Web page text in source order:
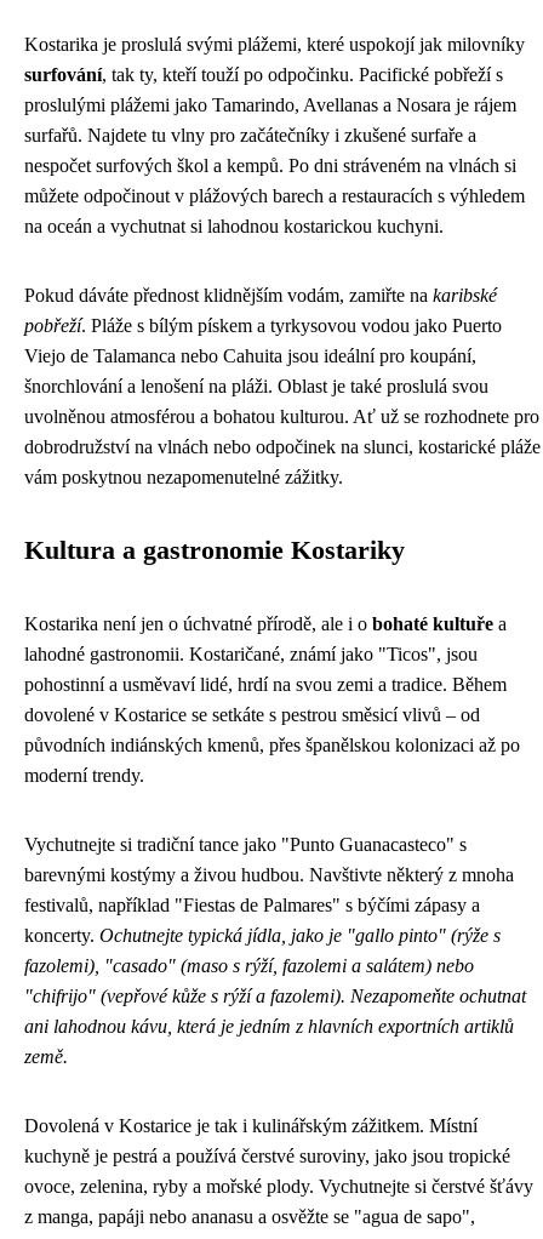
Kostarika je proslulá svými plážemi, které uspokojí jak milovníky
surfování, tak ty, kteří touží po odpočinku. Pacifické pobřeží s
proslulými plážemi jako Tamarindo, Avellanas a Nosara je rájem
surfařů. Najdete tu vlny pro začátečníky i zkušené surfaře a
nespočet surfových škol a kempů. Po dni stráveném na vlnách si
můžete odpočinout v plážových barech a restauracích s výhledem
na oceán a vychutnat si lahodnou kostarickou kuchyni.
Pokud dáváte přednost klidnějším vodám, zamiřte na karibské
pobřeží. Pláže s bílým pískem a tyrkysovou vodou jako Puerto
Viejo de Talamanca nebo Cahuita jsou ideální pro koupání,
šnorchlování a lenošení na pláži. Oblast je také proslulá svou
uvolněnou atmosférou a bohatou kulturou. Ať už se rozhodnete pro
dobrodružství na vlnách nebo odpočinek na slunci, kostarické pláže
vám poskytnou nezapomenutelné zážitky.
Kultura a gastronomie Kostariky
Kostarika není jen o úchvatné přírodě, ale i o bohaté kultuře a
lahodné gastronomii. Kostaričané, známí jako "Ticos", jsou
pohostinní a usměvaví lidé, hrdí na svou zemi a tradice. Během
dovolené v Kostarice se setkáte s pestrou směsicí vlivů – od
původních indiánských kmenů, přes španělskou kolonizaci až po
moderní trendy.
Vychutnejte si tradiční tance jako "Punto Guanacasteco" s
barevnými kostýmy a živou hudbou. Navštivte některý z mnoha
festivalů, například "Fiestas de Palmares" s býčími zápasy a
koncerty. Ochutnejte typická jídla, jako je "gallo pinto" (rýže s
fazolemi), "casado" (maso s rýží, fazolemi a salátem) nebo
"chifrijo" (vepřové kůže s rýží a fazolemi). Nezapomeňte ochutnat
ani lahodnou kávu, která je jedním z hlavních exportních artiklů
země.
Dovolená v Kostarice je tak i kulinářským zážitkem. Místní
kuchyně je pestrá a používá čerstvé suroviny, jako jsou tropické
ovoce, zelenina, ryby a mořské plody. Vychutnejte si čerstvé šťávy
z manga, papáji nebo ananasu a osvěžte se "agua de sapo",